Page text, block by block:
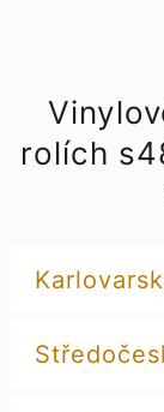
rolích